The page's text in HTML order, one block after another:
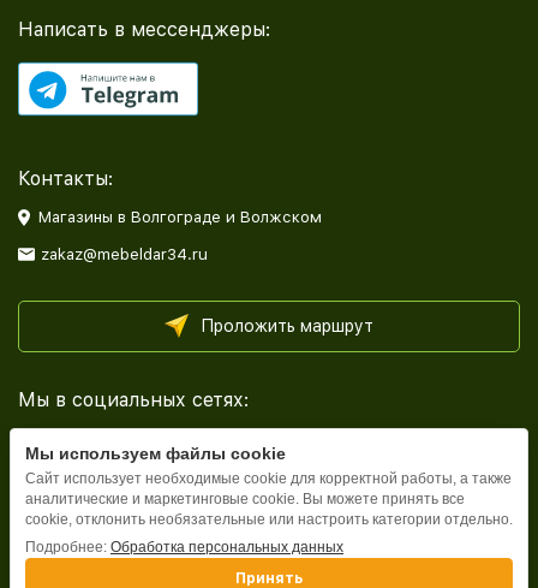
Написать в мессенджеры:
Контакты:
Магазины в Волгограде и Волжском
zakaz@mebeldar34.ru
Проложить маршрут
Мы в социальных сетях:
Каталог
Мы используем файлы cookie
Сайт использует необходимые cookie для корректной работы, а также
аналитические и маркетинговые cookie. Вы можете принять все
cookie, отклонить необязательные или настроить категории отдельно.
Подробнее: Обработка персональных данных
Принять